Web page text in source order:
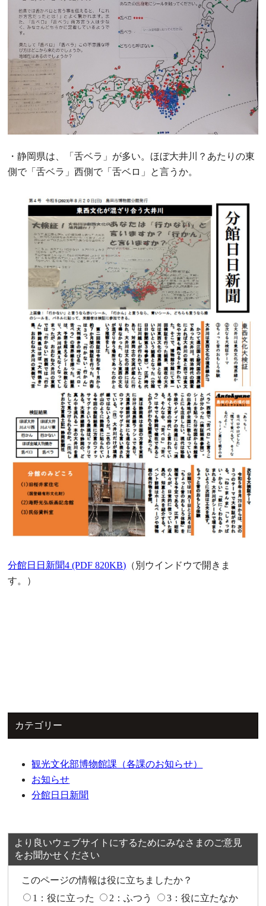
・静岡県は、「舌ベラ」が多い。ほぼ大井川？あたりの東
側で「舌ベラ」西側で「舌ベロ」と言うか。
分館日日新聞4 (PDF 820KB) （別ウインドウで開きま
す。）
カテゴリー
観光文化部博物館課（各課のお知らせ）
お知らせ
分館日日新聞
より良いウェブサイトにするためにみなさまのご意見
をお聞かせください
このページの情報は役に立ちましたか？
1：役に立った
2：ふつう
3：役に立たなか